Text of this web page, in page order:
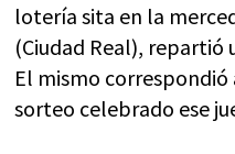
lotería sita en la
(Ciudad Real), repartió
El mismo
sorteo celebrado ese